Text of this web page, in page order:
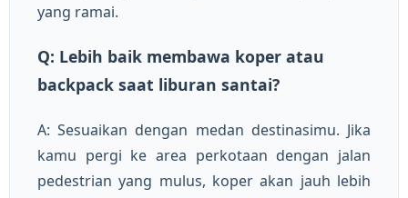
yang ramai.
Q: Lebih baik membawa koper atau
backpack saat liburan santai?
A: Sesuaikan dengan medan destinasimu. Jika
kamu pergi ke area perkotaan dengan jalan
pedestrian yang mulus, koper akan jauh lebih